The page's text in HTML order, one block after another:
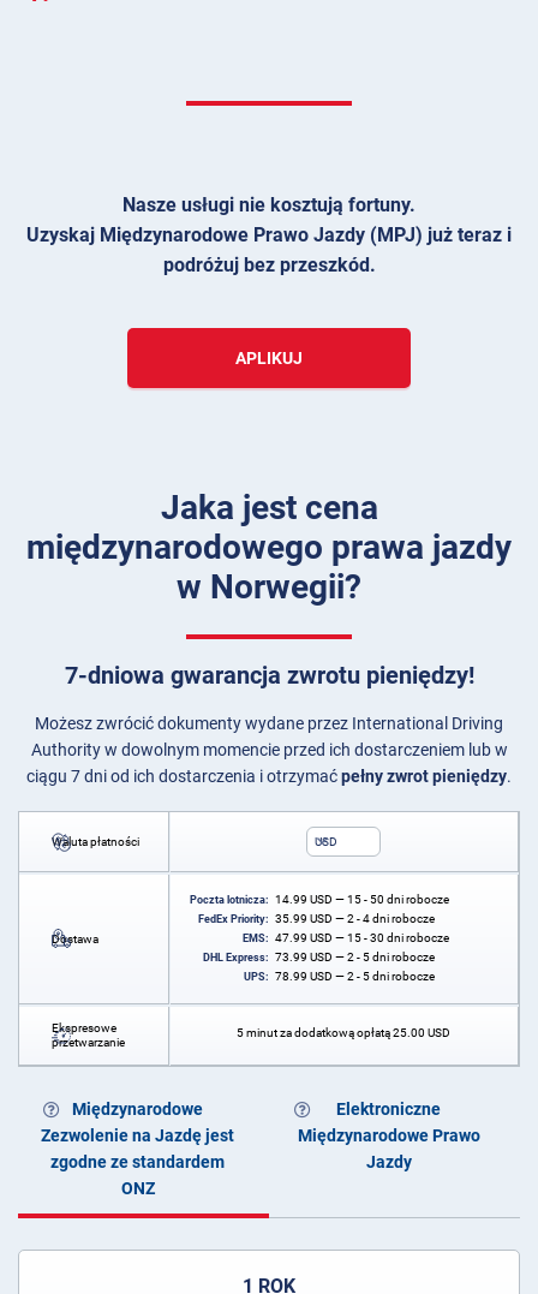
Nasze usługi nie kosztują fortuny.
Uzyskaj Międzynarodowe Prawo Jazdy (MPJ) już teraz i
podróżuj bez przeszkód.
APLIKUJ
Jaka jest cena
międzynarodowego prawa jazdy
w Norwegii?
7-dniowa gwarancja zwrotu pieniędzy!
Możesz zwrócić dokumenty wydane przez International Driving
Authority w dowolnym momencie przed ich dostarczeniem lub w
ciągu 7 dni od ich dostarczenia i otrzymaćpełny zwrot pieniędzy.
Waluta płatności USD
Dostawa
Poczta lotnicza: 14.99 USD — 15 - 50 dni robocze
FedEx Priority: 35.99 USD — 2 - 4 dni robocze
EMS: 47.99 USD — 15 - 30 dni robocze
DHL Express: 73.99 USD — 2 - 5 dni robocze
UPS: 78.99 USD — 2 - 5 dni robocze
Ekspresowe
przetwarzanie
5 minut za dodatkową opłatą25.00 USD
Międzynarodowe
Zezwolenie na Jazdę jest
zgodne ze standardem
ONZ
Elektroniczne
Międzynarodowe Prawo
Jazdy
1 ROK